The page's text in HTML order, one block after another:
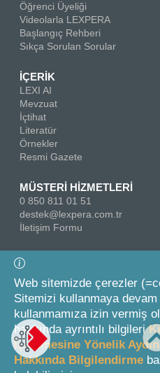
Öğrenci Üyeliği
Videolarla LEXPERA
Başlangıç Rehberi
Sıkça Sorulan Sorular
İÇERİK
LEXI AI
Mevzuat
İçtihat
Literatür
Örnekler
Resmi Gazete
MÜSTERİ HİZMETLERİ
0 850 811 01 51
destek@lexpera.com.tr
İletişim Formu
Bizi Takip Edin
© 2026 On İki Levha
Web sitemizde çerezler
Sitemizi kullanmaya
kullanmamıza izin vermiş
hakkında ayrıntılı bilgileri
İşlenmesine Yönelik
Hakkında Bilgilendirme